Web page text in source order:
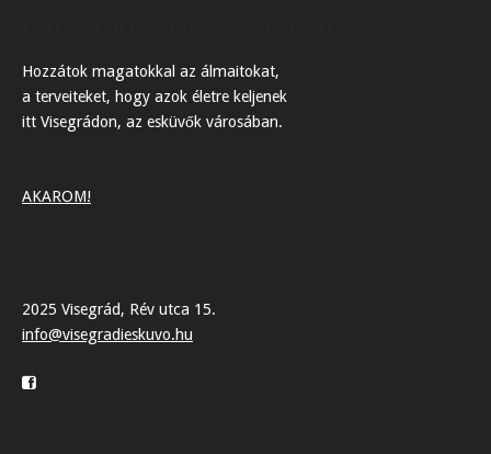
Hozzátok magatokkal az álmaitokat,
a terveiteket, hogy azok életre keljenek
itt Visegrádon, az esküvők városában.
AKAROM!
2025 Visegrád, Rév utca 15.
info@visegradieskuvo.hu